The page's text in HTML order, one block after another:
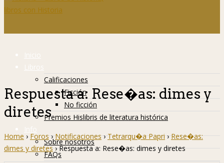
Inicio
Libros
Calificaciones
Ficción
No ficción
Premios Hislibris de literatura histórica
Info
Sobre nosotros
FAQs
Respuesta a: Rese�as: dimes y
diretes
Home › Foros › Notificaciones › Tetrarqu�a Papri › Rese�as:
dimes y diretes › Respuesta a: Rese�as: dimes y diretes